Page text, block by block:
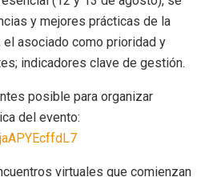
y mejores prácticas de la
el asociado como prioridad y
indicadores clave de gestión.
posible para organizar
del evento:
virtuales que comienzan